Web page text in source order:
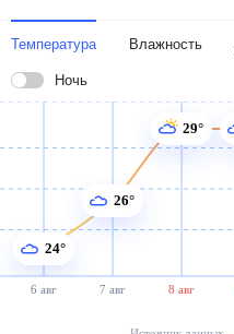
Температура Влажность
Ночь
6 авг 7 авг 8 авг
24°
26°
29°